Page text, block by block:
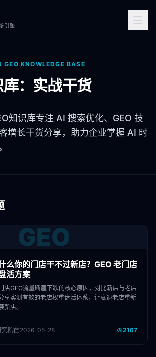
引擎
GEO KNOWLEDGE BASE
库：实战干货
知识库专注 AI 搜索优化、GEO 技
增长干货分享，助力企业掌握 AI 时
GEO
么你的门店干不过新店？GEO 老门店
活方案
店GEO流量断崖下跌的核心原因，对比新店与老店
享实测有效的老店权重盘活体系，让衰退老店重新
店。
究院 2026-05-28 2167